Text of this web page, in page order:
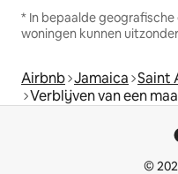
* In bepaalde
woningen kunnen
Airbnb Jamaica Saint
Verblijven van een
©